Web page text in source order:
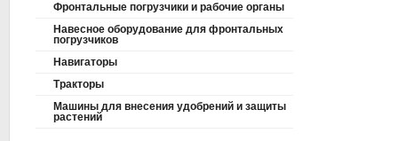
Фронтальные погрузчики и рабочие органы
Навесное оборудование для фронтальных
погрузчиков
Навигаторы
Тракторы
Машины для внесения удобрений и защиты
растений